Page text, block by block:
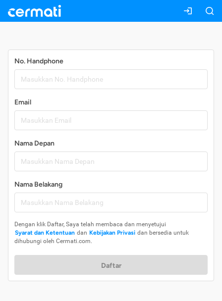
No. Handphone
Email
Nama Depan
Nama Belakang
Dengan klik Daftar, Saya telah membaca dan menyetujui
Syarat dan Ketentuan dan Kebijakan Privasi dan bersedia untuk
dihubungi oleh Cermati.com.
Daftar